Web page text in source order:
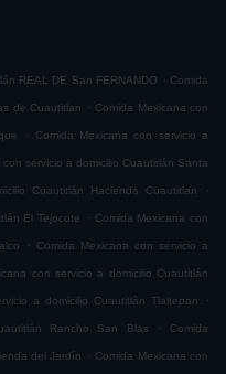
REAL DE San FERNANDO . Comida
de Cuautitlan . Comida Mexicana con
. Comida Mexicana con servicio a
servicio a domicilio Cuautitlán Santa
Cuautitlán Hacienda Cuautitlan .
El Tejocote . Comida Mexicana con
. Comida Mexicana con servicio a
con servicio a domicilio Cuautitlán
a domicilio Cuautitlán Tlaltepan .
Rancho San Blas . Comida
del Jardín . Comida Mexicana con